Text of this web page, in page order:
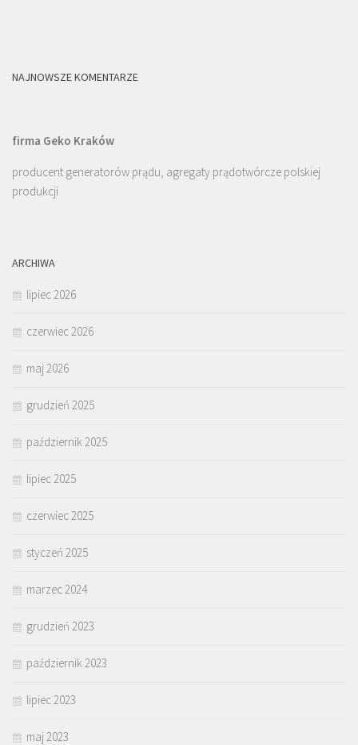
NAJNOWSZE KOMENTARZE
firma Geko Kraków
producent generatorów prądu, agregaty prądotwórcze polskiej
produkcji
ARCHIWA
lipiec 2026
czerwiec 2026
maj 2026
grudzień 2025
październik 2025
lipiec 2025
czerwiec 2025
styczeń 2025
marzec 2024
grudzień 2023
październik 2023
lipiec 2023
maj 2023